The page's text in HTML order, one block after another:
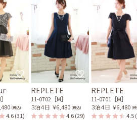
(税込)
4.6(31)
REPLETE
11-0702［M］
３泊４日 ￥6,480 (税込)
4.6(29)
REPLETE
11-0701［M］
３泊４日 ￥6,480 (
4.5